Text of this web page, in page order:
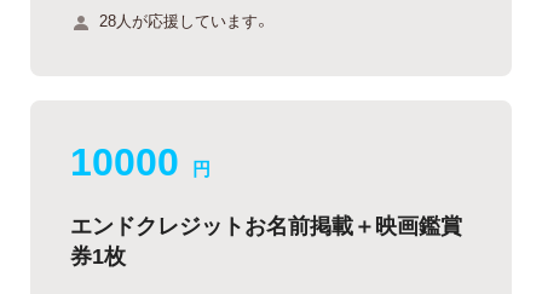
28人が応援しています。
10000 円
エンドクレジットお名前掲載＋映画鑑賞
券1枚